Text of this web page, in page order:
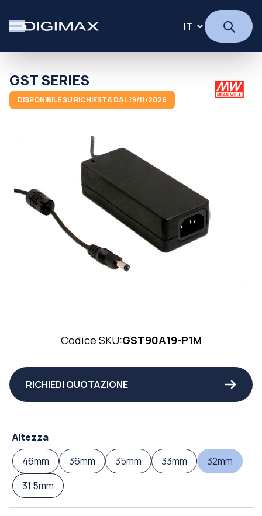
GST SERIES
DISPONIBILE SU RICHIESTA DAL 19/11/2026
Codice SKU:GST90A19-P1M
RICHIEDI QUOTAZIONE
Altezza
46mm
36mm 35mm 33mm
32mm
31.5mm